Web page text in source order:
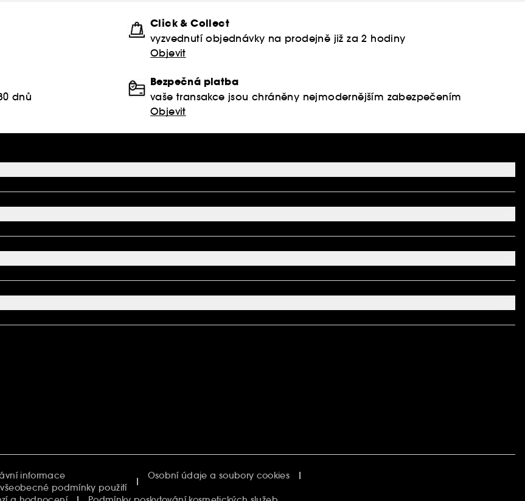
Click & Collect
vyzvednutí objednávky na prodejně již za 2 hodiny
Objevit
dnů
Bezpečná platba
vaše transakce jsou chráněny nejmodernějším zabezpečením
Objevit
informace
podmínky použití
Osobní údaje a soubory cookies